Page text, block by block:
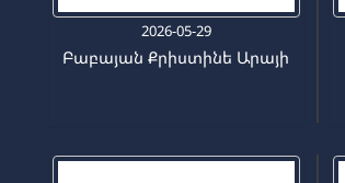
2026-05-29
Բաբայան Քրիստինե Արայի